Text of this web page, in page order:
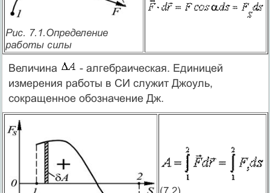
Рис. 7.1.Определение
работы силы
Величина
- алгебраическая. Единицей
измерения работы в СИ служит Джоуль,
сокращенное обозначение Дж.
(7.2)